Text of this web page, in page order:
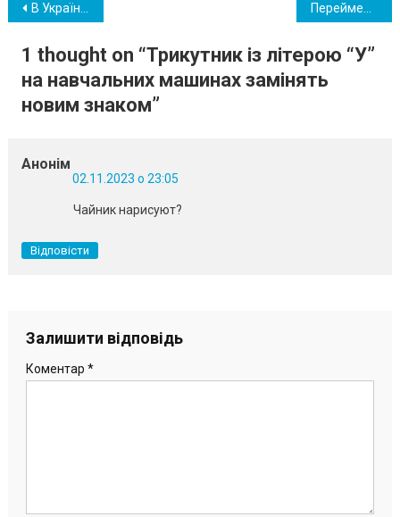
Навігація
записів
В Україні готують ротації військовослужбовців Перейменування: депутати розглядають можливість поборотися за назву «Южне»
1 thought on “Трикутник із літерою “У”
на навчальних машинах замінять
новим знаком”
Анонім
02.11.2023 о 23:05
Чайник нарисуют?
Відповісти
Залишити відповідь
Коментар *